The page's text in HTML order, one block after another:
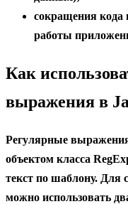
сокращения
работы
Как
выражения в
Регулярные
объектом класса
текст по шаблону. Для
можно использовать